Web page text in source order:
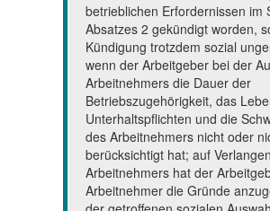
betrieblichen Erfordernissen im
Absatzes 2 gekündigt worden,
Kündigung trotzdem sozial
wenn der Arbeitgeber bei der
Arbeitnehmers die Dauer der
Betriebszugehörigkeit, das
Unterhaltspflichten und die
des Arbeitnehmers nicht oder
berücksichtigt hat; auf
Arbeitnehmers hat der
Arbeitnehmer die Gründe